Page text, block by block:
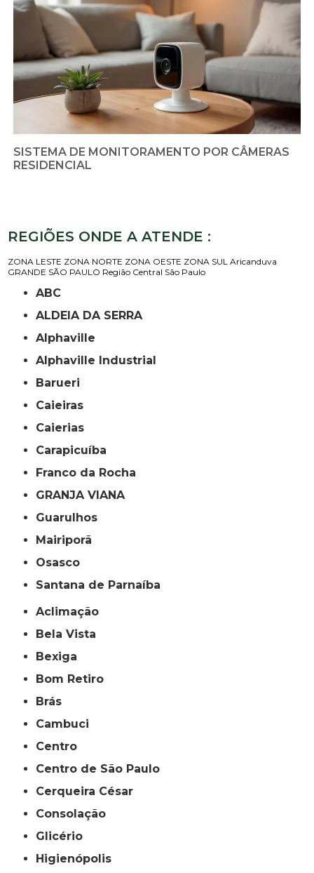
SISTEMA DE MONITORAMENTO POR CÂMERAS
RESIDENCIAL
REGIÕES ONDE A ATENDE :
ZONA LESTE ZONA NORTE ZONA OESTE ZONA SUL Aricanduva
GRANDE SÃO PAULO Região Central São Paulo
ABC
ALDEIA DA SERRA
Alphaville
Alphaville Industrial
Barueri
Caieiras
Caierias
Carapicuíba
Franco da Rocha
GRANJA VIANA
Guarulhos
Mairiporã
Osasco
Santana de Parnaíba
Aclimação
Bela Vista
Bexiga
Bom Retiro
Brás
Cambuci
Centro
Centro de São Paulo
Cerqueira César
Consolação
Glicério
Higienópolis